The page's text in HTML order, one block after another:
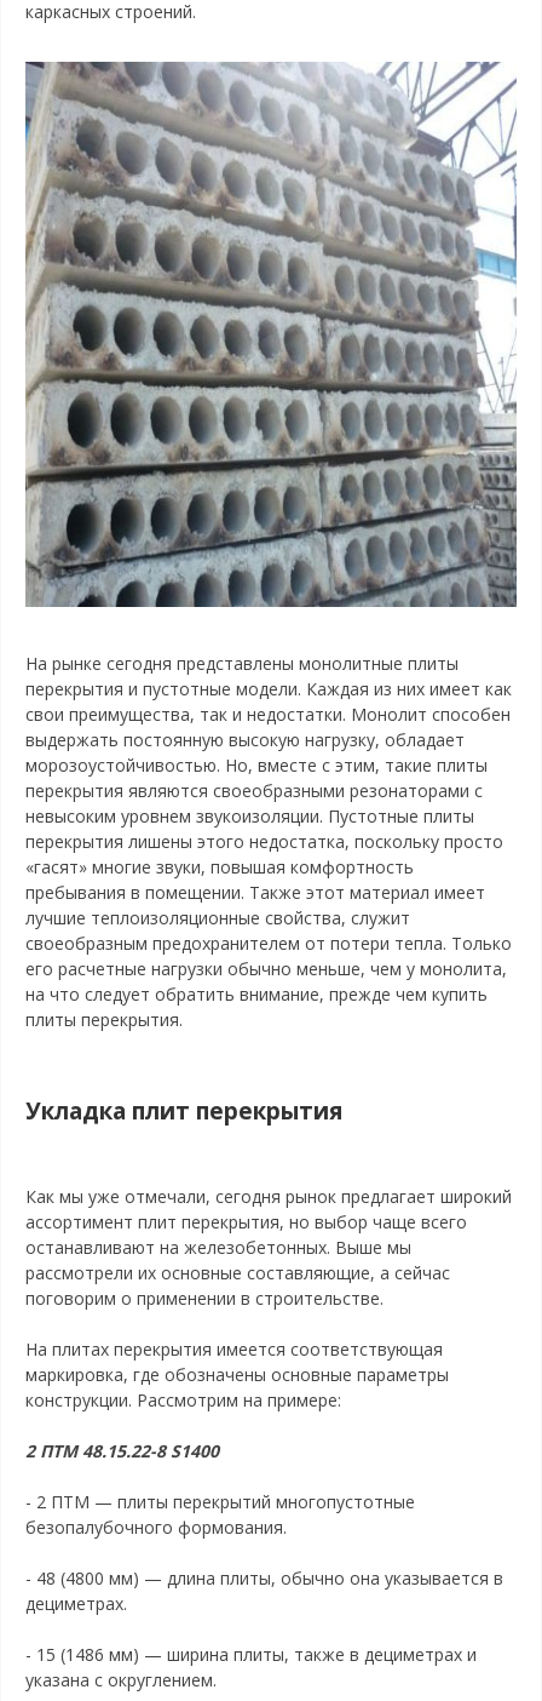
каркасных строений.
На рынке сегодня представлены монолитные плиты
перекрытия и пустотные модели. Каждая из них имеет как
свои преимущества, так и недостатки. Монолит способен
выдержать постоянную высокую нагрузку, обладает
морозоустойчивостью. Но, вместе с этим, такие плиты
перекрытия являются своеобразными резонаторами с
невысоким уровнем звукоизоляции. Пустотные плиты
перекрытия лишены этого недостатка, поскольку просто
«гасят» многие звуки, повышая комфортность
пребывания в помещении. Также этот материал имеет
лучшие теплоизоляционные свойства, служит
своеобразным предохранителем от потери тепла. Только
его расчетные нагрузки обычно меньше, чем у монолита,
на что следует обратить внимание, прежде чем купить
плиты перекрытия.
Укладка плит перекрытия
Как мы уже отмечали, сегодня рынок предлагает широкий
ассортимент плит перекрытия, но выбор чаще всего
останавливают на железобетонных. Выше мы
рассмотрели их основные составляющие, а сейчас
поговорим о применении в строительстве.
На плитах перекрытия имеется соответствующая
маркировка, где обозначены основные параметры
конструкции. Рассмотрим на примере:
2 ПТМ 48.15.22-8 S1400
- 2 ПТМ — плиты перекрытий многопустотные
безопалубочного формования.
- 48 (4800 мм) — длина плиты, обычно она указывается в
дециметрах.
- 15 (1486 мм) — ширина плиты, также в дециметрах и
указана с округлением.